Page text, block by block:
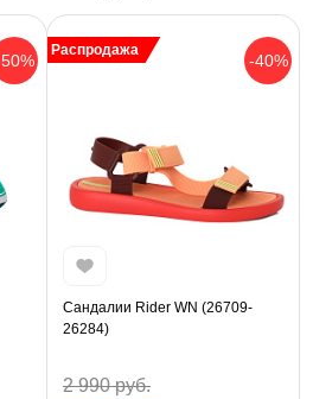
-40%
Распродажа
Сандалии Rider WN (26709-
26284)
2 990 руб.